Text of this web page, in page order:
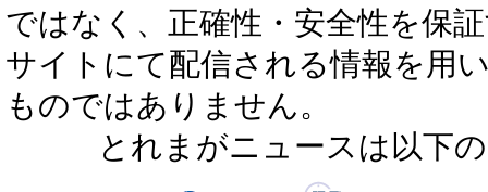
ではなく、正確性・安全性を保
サイトにて配信される情報を用
ものではありません。
とれまがニュースは以下